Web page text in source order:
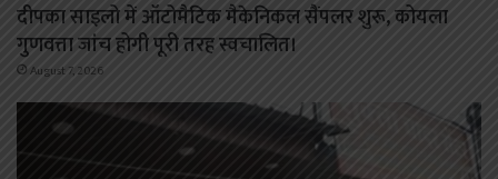
दीपका साइलो में ऑटोमैटिक मैकेनिकल सैंपलर शुरू, कोयला
गुणवत्ता जांच होगी पूरी तरह स्वचालित।
August 7, 2026